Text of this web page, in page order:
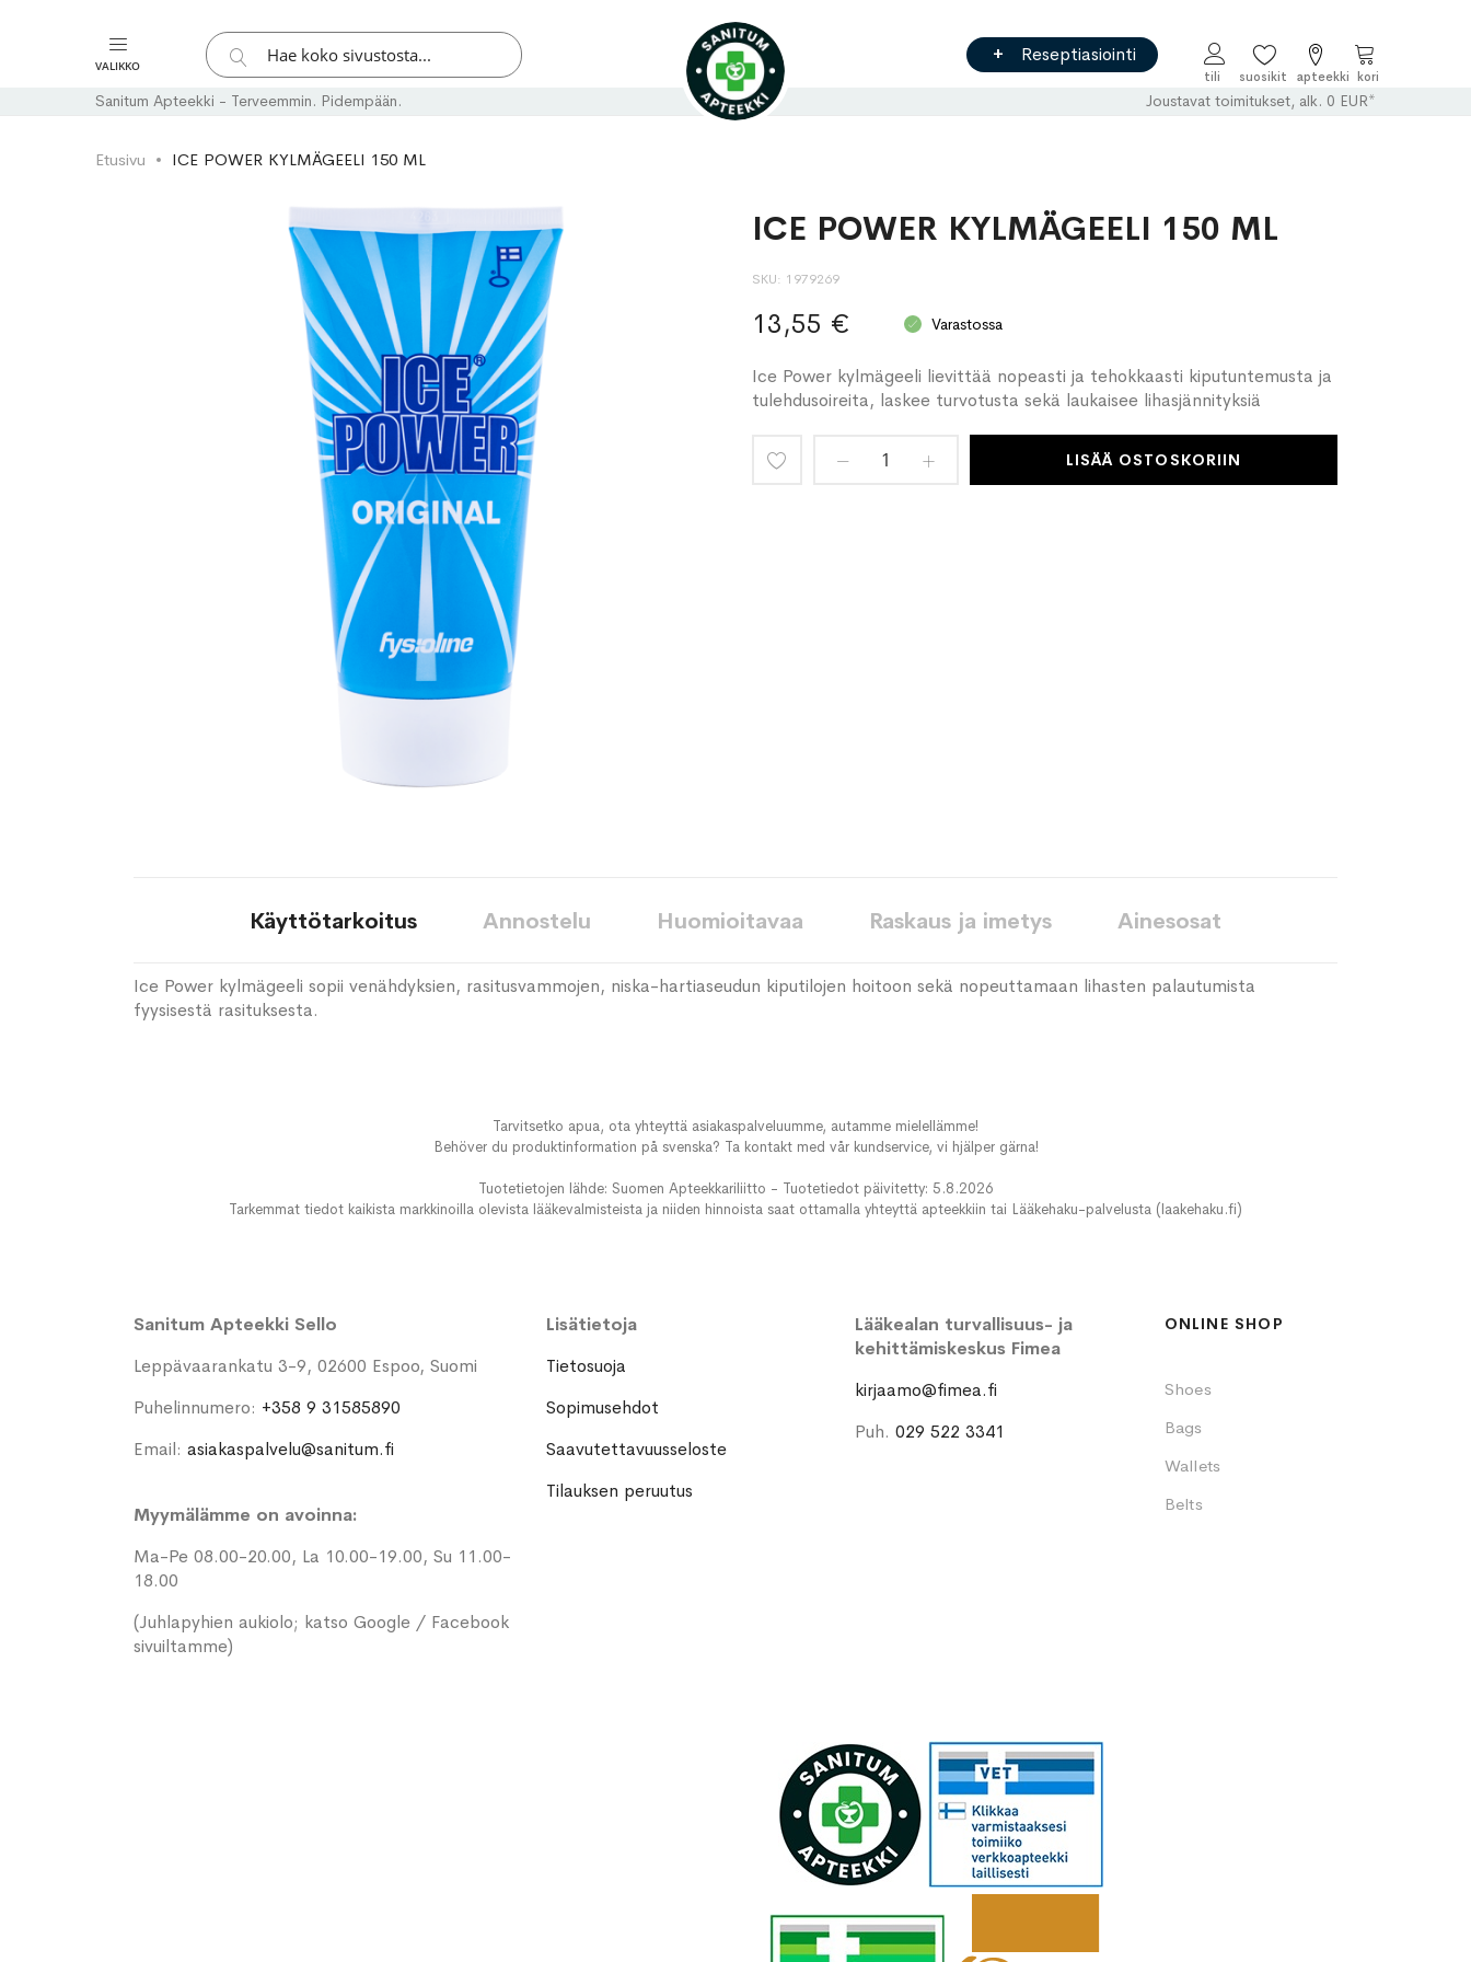
VALIKKO
Hae
Hae
Reseptiasiointi
Ostoskori
Sanitum Apteekki - Terveemmin. Pidempään. Joustavat toimitukset, alk. 0 EUR*
Etusivu ICE POWER KYLMÄGEELI 150 ML
ICE POWER KYLMÄGEELI 150 ML
SKU 1979269
13,55 € Varastossa
Ice Power kylmägeeli lievittää nopeasti ja tehokkaasti kiputuntemusta ja
tulehdusoireita, laskee turvotusta sekä laukaisee lihasjännityksiä
LISÄÄ OSTOSKORIIN
Käyttötarkoitus
Ice Power kylmägeeli sopii venähdyksien, rasitusvammojen, niska-hartiaseudun kiputilojen hoitoon sekä nopeuttamaan lihasten palautumista
fyysisestä rasituksesta.
Annostelu Huomioitavaa Raskaus ja imetys Ainesosat
Tarvitsetko apua, ota yhteyttä asiakaspalveluumme, autamme mielellämme!
Behöver du produktinformation på svenska? Ta kontakt med vår kundservice, vi hjälper gärna!
Tuotetietojen lähde: Suomen Apteekkariliitto - Tuotetiedot päivitetty: 5.8.2026
Tarkemmat tiedot kaikista markkinoilla olevista lääkevalmisteista ja niiden hinnoista saat ottamalla yhteyttä apteekkiin tai Lääkehaku-palvelusta (laakehaku.fi)
Sanitum Apteekki Sello
Leppävaarankatu 3-9, 02600 Espoo, Suomi
Puhelinnumero: +358 9 31585890
Email: asiakaspalvelu@sanitum.fi
Myymälämme on avoinna:
Ma-Pe 08.00-20.00, La 10.00-19.00, Su 11.00-
18.00
(Juhlapyhien aukiolo; katso Google / Facebook
sivuiltamme)
Lisätietoja
Tietosuoja
Sopimusehdot
Saavutettavuusseloste
Tilauksen peruutus
Lääkealan turvallisuus- ja
kehittämiskeskus Fimea
kirjaamo@fimea.fi
Puh.029 522 3341
ONLINE SHOP
Shoes
Bags
Wallets
Belts